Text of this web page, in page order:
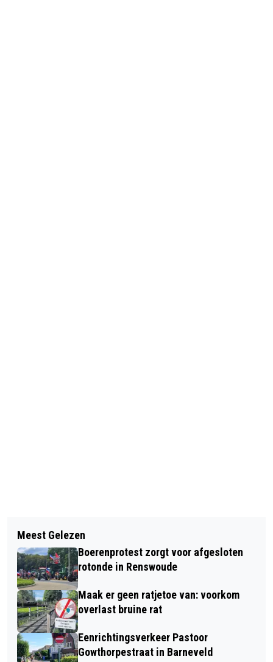
BOEK NU JE EARLY BIRD TICKET VOOR
SUMMERCAMP
AUTOMOBILISTE SCHEPT FIETSER IN
BUITENGEBIED LUNTEREN- FIETSER
ERNSTIG GEWOND NAAR HET
ZIEKENHUIS
Meest Gelezen
Boerenprotest zorgt voor afgesloten
rotonde in Renswoude
Maak er geen ratjetoe van: voorkom
overlast bruine rat
Eenrichtingsverkeer Pastoor
Gowthorpestraat in Barneveld